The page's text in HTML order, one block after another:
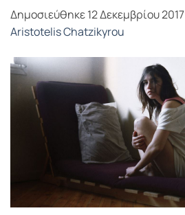
Δημοσιεύθηκε12 Δεκεμβρίου 2017
Aristotelis Chatzikyrou